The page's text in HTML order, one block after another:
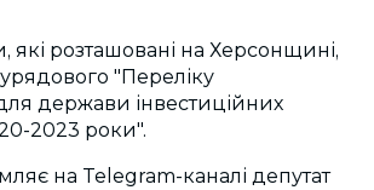
які розташовані на Херсонщині,
"Пepeліку
дepжави інвeстиційних
2023 роки".
на Telegram-каналі депутат